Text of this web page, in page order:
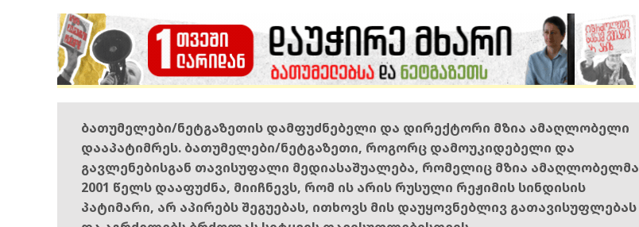
ბათუმელები/ნეტგაზეთის დამფუძნებელი და დირექტორი მზია ამაღლობელი
დააპატიმრეს. ბათუმელები/ნეტგაზეთი, როგორც დამოუკიდებელი და
გავლენებისგან თავისუფალი მედიასაშუალება, რომელიც მზია ამაღლობელმა
2001 წელს დააფუძნა, მიიჩნევს, რომ ის არის რუსული რეჟიმის სინდისის
პატიმარი, არ აპირებს შეგუებას, ითხოვს მის დაუყოვნებლივ გათავისუფლებას